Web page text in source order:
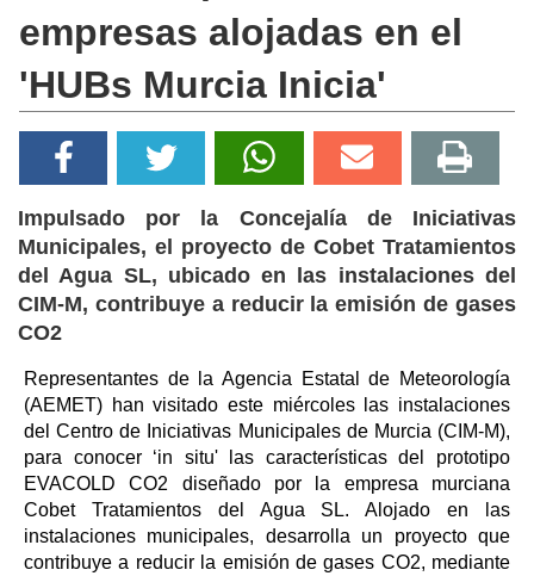
empresas alojadas en el
'HUBs Murcia Inicia'
Impulsado por la Concejalía de Iniciativas
Municipales, el proyecto de Cobet Tratamientos
del Agua SL, ubicado en las instalaciones del
CIM-M, contribuye a reducir la emisión de gases
CO2
Representantes de la Agencia Estatal de Meteorología
(AEMET) han visitado este miércoles las instalaciones
del Centro de Iniciativas Municipales de Murcia (CIM-M),
para conocer ‘in situ' las características del prototipo
EVACOLD CO2 diseñado por la empresa murciana
Cobet Tratamientos del Agua SL. Alojado en las
instalaciones municipales, desarrolla un proyecto que
contribuye a reducir la emisión de gases CO2, mediante